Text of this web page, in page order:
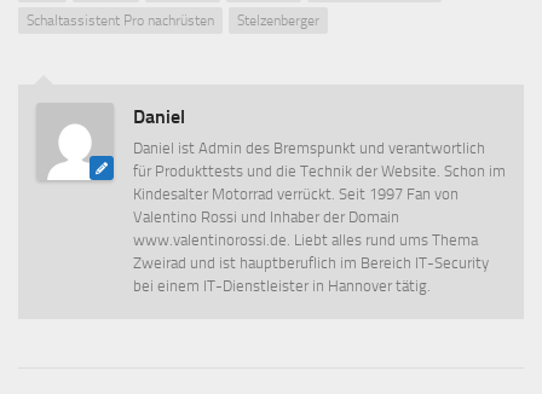
Schaltassistent Pro nachrüsten
Stelzenberger
Daniel
Daniel ist Admin des Bremspunkt und verantwortlich
für Produkttests und die Technik der Website. Schon im
Kindesalter Motorrad verrückt. Seit 1997 Fan von
Valentino Rossi und Inhaber der Domain
www.valentinorossi.de. Liebt alles rund ums Thema
Zweirad und ist hauptberuflich im Bereich IT-Security
bei einem IT-Dienstleister in Hannover tätig.